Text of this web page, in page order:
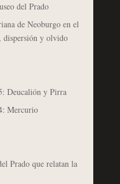
del Prado
de Neoburgo en el
dispersión y olvido
Deucalión y Pirra
Mercurio
Prado que relatan la